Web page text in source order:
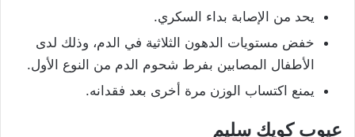
يحد من الإصابة بداء السكري.
خفض مستويات الدهون الثلاثية في الدم، وذلك لدى
الأطفال المصابين بفرط شحوم الدم من النوع الأول.
يمنع اكتساب الوزن مرة أخرى بعد فقدانه.
عيوب كويك سليم